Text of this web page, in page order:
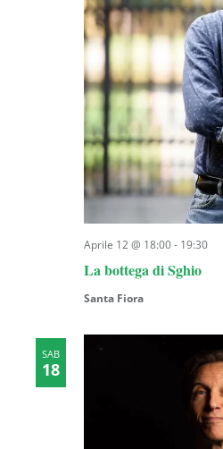
La bottega di Sghio
Aprile 12 @ 18:00- 19:30
Santa Fiora
SAB
18